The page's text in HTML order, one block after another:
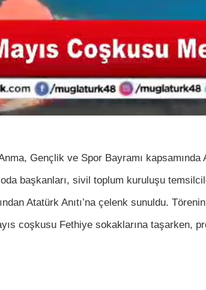
Gençlik ve Spor Bayramı
başkanları, sivil toplum kuruluşu
Atatürk Anıtı’na çelenk sunuldu.
coşkusu Fethiye sokaklarına taşarken,